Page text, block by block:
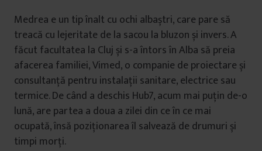
Medrea e un tip înalt cu ochi albaștri, care pare să
treacă cu lejeritate de la sacou la bluzon și invers. A
făcut facultatea la Cluj și s-a întors în Alba să preia
afacerea familiei, Vimed, o companie de proiectare și
consultanță pentru instalații sanitare, electrice sau
termice. De când a deschis Hub7, acum mai puțin de-o
lună, are partea a doua a zilei din ce în ce mai
ocupată, însă poziționarea îl salvează de drumuri și
timpi morți.